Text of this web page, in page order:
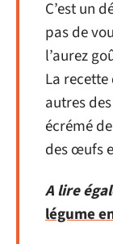
C’est un
pas de
l’aurez
La
autres
écrémé
des œufs
A lire
légume